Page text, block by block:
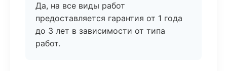
Да, на все виды работ
предоставляется гарантия от 1 года
до 3 лет в зависимости от типа
работ.